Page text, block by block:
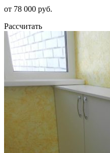
от 78 000 руб.
Рассчитать